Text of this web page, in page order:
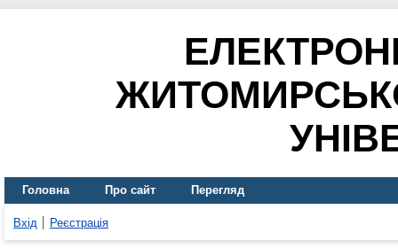
Головна Про сайт Перегляд
Вхід Реєстрація